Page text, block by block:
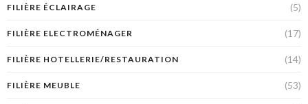
FILIÈRE ÉCLAIRAGE (5)
FILIÈRE ELECTROMÉNAGER (17)
FILIÈRE HOTELLERIE/RESTAURATION (14)
FILIÈRE MEUBLE (53)